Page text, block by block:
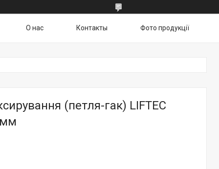
О нас Контакты Фото продукції
(петля-гак) LIFTEC